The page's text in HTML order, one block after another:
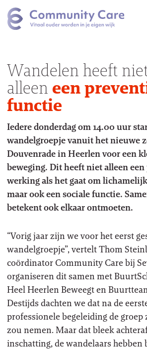
Wandelen heeft
alleen een
functie
Iedere donderdag om 14.00 uur
wandelgroepje vanuit het nieuwe
Douvenrade in Heerlen voor een
beweging. Dit heeft niet alleen
werking als het gaat om
maar ook een sociale functie.
betekent ook elkaar ontmoeten.
“Vorig jaar zijn we voor het eerst
wandelgroepje”, vertelt Thom
coördinator Community Care bij
organiseren dit samen met
Heel Heerlen Beweegt en
Destijds dachten we dat na de
professionele begeleiding de
zou nemen. Maar dat bleek
inschatting, de wandelaars hebben